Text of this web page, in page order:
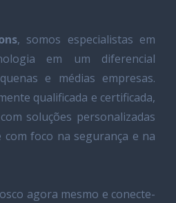
, somos especialistas em
em um diferencial
e médias empresas.
qualificada e certificada,
soluções personalizadas
foco na segurança e na
agora mesmo e conecte-